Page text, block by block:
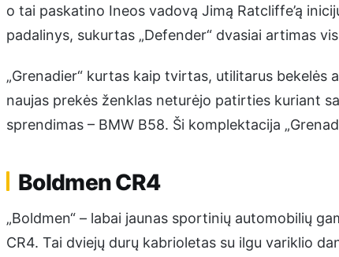
o tai paskatino Ineos vadovą Jimą Ratcliffe’ą
padalinys, sukurtas „Defender“ dvasiai artimas
„Grenadier“ kurtas kaip tvirtas, utilitarus
naujas prekės ženklas neturėjo patirties kuriant
sprendimas – BMW B58. Ši komplektacija
Boldmen CR4
„Boldmen“ – labai jaunas sportinių automobilių
CR4. Tai dviejų durų kabrioletas su ilgu variklio